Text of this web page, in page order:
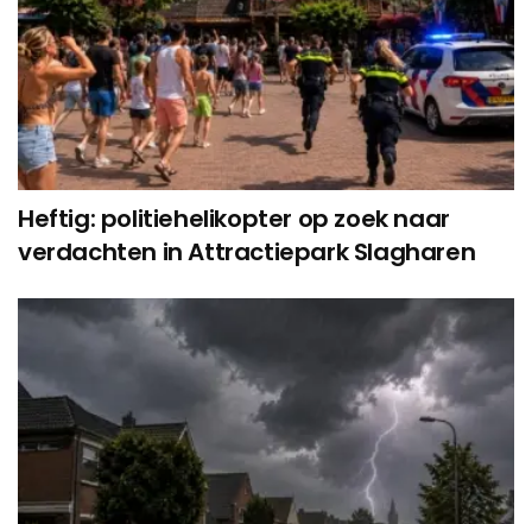
Heftig: politiehelikopter op zoek naar
verdachten in Attractiepark Slagharen